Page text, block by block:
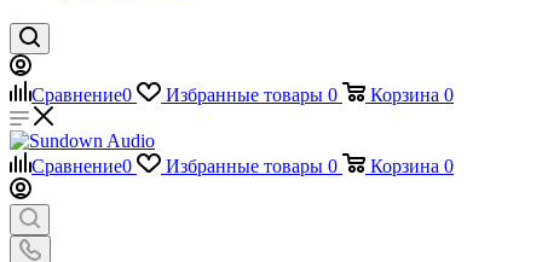
Сравнение0 Избранные товары 0 Корзина 0
Сравнение0 Избранные товары 0 Корзина 0